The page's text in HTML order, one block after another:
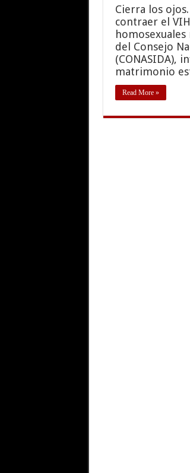
Cierra los
contraer el
del Consejo
(CONASIDA),
matrimonio
Read More »